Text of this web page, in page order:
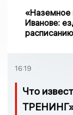
«Наземное
Иванове:
16:19
Что